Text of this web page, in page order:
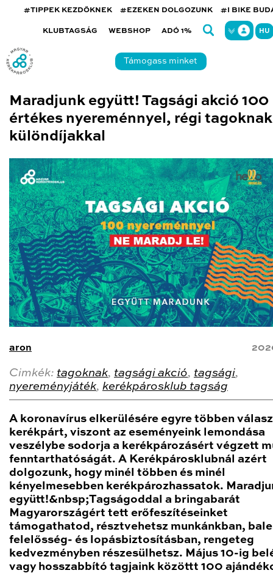
#TIPPEK KEZDŐKNEK #EZEKEN DOLGOZUNK #I BIKE
KLUBTAGSÁG WEBSHOP ADÓ 1% HU
Támogass minket
Maradjunk együtt! Tagsági akció 100
értékes nyereménnyel, régi tagoknak
különdíjakkal
aron
Cimkék: tagoknak, tagsági akció, tagsági,
nyereményjáték, kerékpárosklub tagság
A koronavírus elkerülésére egyre többen
kerékpárt, viszont az eseményeink lemondása
veszélybe sodorja a kerékpározásért végzett
fenntarthatóságát. A Kerékpárosklubnál azért
dolgozunk, hogy minél többen és minél
kényelmesebben kerékpározhassatok.
együtt!&nbsp;Tagságoddal a bringabarát
Magyarországért tett erőfeszítéseinket
támogathatod, résztvehetsz munkánkban,
felelősség- és lopásbiztosításban, rengeteg
kedvezményben részesülhetsz. Május 10-ig
vagy hosszabbító tagjaink közöttt 100